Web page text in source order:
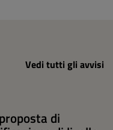
Vedi tutti gli avvisi
di